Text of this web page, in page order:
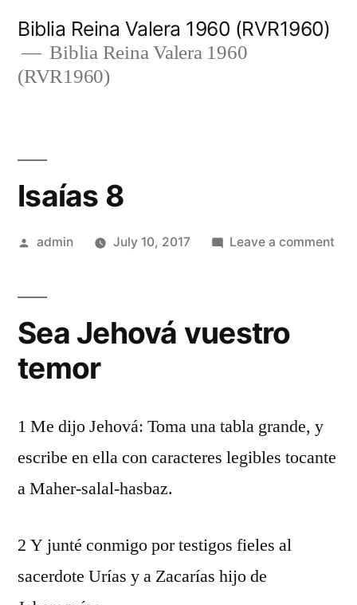
content
Biblia Reina Valera 1960 (RVR1960)
Biblia Reina Valera 1960
(RVR1960)
Isaías 8
Posted
admin July 10, 2017 Leave a comment
Sea Jehová vuestro
temor
1 Me dijo Jehová: Toma una tabla grande, y
escribe en ella con caracteres legibles tocante
a Maher-salal-hasbaz.
2 Y junté conmigo por testigos fieles al
sacerdote Urías y a Zacarías hijo de